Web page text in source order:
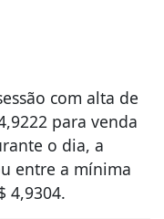
com alta de
para venda
o dia, a
entre a mínima
4,9304.